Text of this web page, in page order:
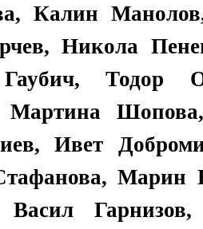
Калин
Никола
Тодор
Мартина
Ивет
Марин
Васил